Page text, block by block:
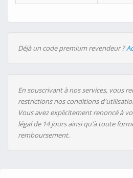
Déjà un code premium revendeur ?
En souscrivant à nos services, vous
restrictions nos conditions
Vous avez explicitement renoncé à
légal de 14 jours ainsi qu'à toute
remboursement.